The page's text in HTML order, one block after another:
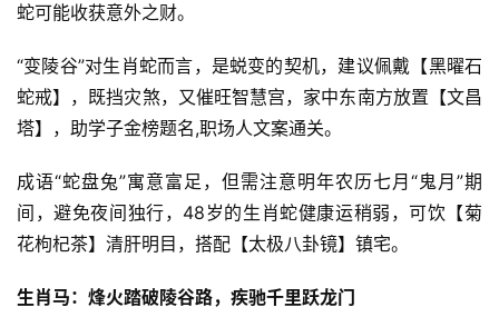
蛇可能收获意外之财。
“变陵谷”对生肖蛇而言，是蜕变的契机，建议佩戴【黑曜石
蛇戒】，既挡灾煞，又催旺智慧宫，家中东南方放置【文昌
塔】，助学子金榜题名,职场人文案通关。
成语“蛇盘兔”寓意富足，但需注意明年农历七月“鬼月”期
间，避免夜间独行，48岁的生肖蛇健康运稍弱，可饮【菊
花枸杞茶】清肝明目，搭配【太极八卦镜】镇宅。
生肖马：烽火踏破陵谷路，疾驰千里跃龙门